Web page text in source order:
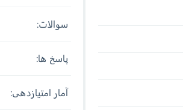
سوالات:
پاسخ ها:
آمار امتیازدهی: